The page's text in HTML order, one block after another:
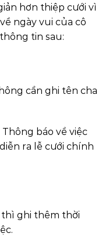
hơn thiệp cưới vì
ngày vui của cô
tin sau:
cần ghi tên cha
báo về việc
ra lễ cưới chính
ghi thêm thời